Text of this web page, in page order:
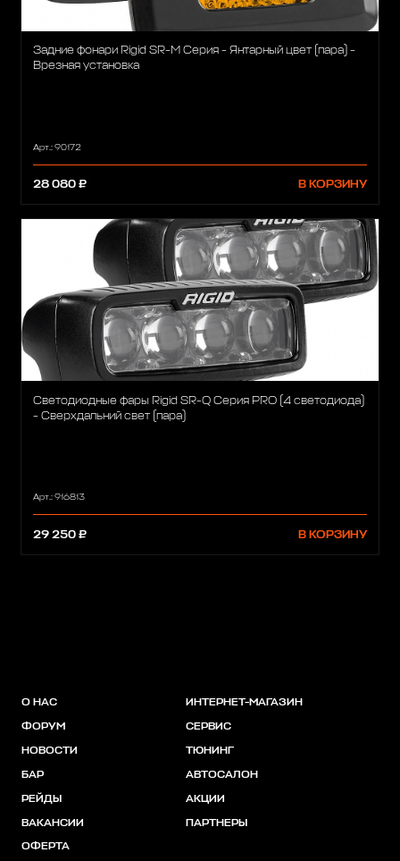
Задние фонари Rigid SR-M Серия - Янтарный цвет (пара) -
Врезная установка
Арт.: 90172
28 080 ₽ В КОРЗИНУ
Светодиодные фары Rigid SR-Q Серия PRO (4 светодиода)
- Сверхдальний свет (пара)
Арт.: 916813
29 250 ₽ В КОРЗИНУ
О НАС
ФОРУМ
НОВОСТИ
БАР
РЕЙДЫ
ВАКАНСИИ
ОФЕРТА
ИНТЕРНЕТ-МАГАЗИН
СЕРВИС
ТЮНИНГ
АВТОСАЛОН
АКЦИИ
ПАРТНЕРЫ